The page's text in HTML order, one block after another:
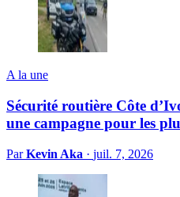
A la une
Sécurité routière Côte
une campagne pour les
ParKevin Aka · juil. 7, 2026